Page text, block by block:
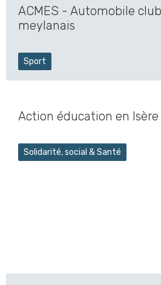
ACMES - Automobile club
meylanais
Sport
Action éducation en Isère
Solidarité, social & Santé